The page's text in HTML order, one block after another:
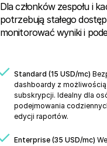
Dla członków zespołu i
potrzebują stałego
monitorować wyniki i
Standard (15 USD/mc)
dashboardy z
subskrypcji. Idealny dla
podejmowania
edycji raportów.
Enterprise (35 USD/mc)